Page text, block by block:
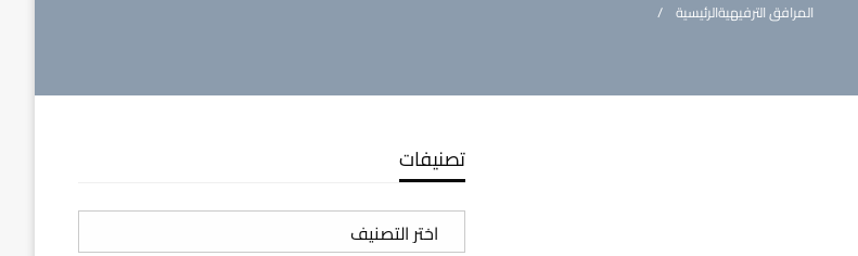
الرئيسيةالمرافق الترفيهية
تصنيفات
تصنيفات